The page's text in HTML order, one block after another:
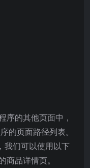
序的其他页面中，
的页面路径列表。
我们可以使用以下
品详情页。